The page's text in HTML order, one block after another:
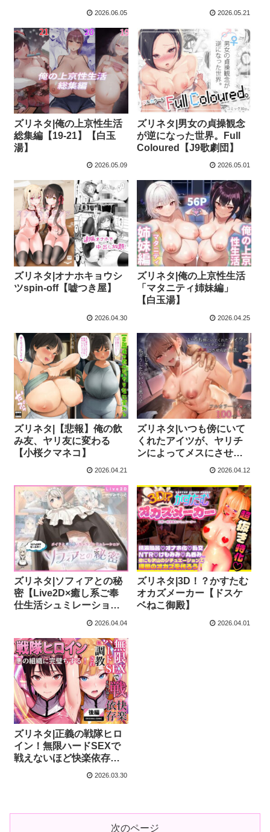
2026.06.05
【ジョールボイント】
2026.05.21
ズリネタ|俺の上京性生活
総集編【19-21】【白玉
湯】
2026.05.09
ズリネタ|男女の貞操観念
が逆になった世界。Full
Coloured【J9歌劇団】
2026.05.01
ズリネタ|オナホキョウシ
ツspin-off【嘘つき屋】
2026.04.30
ズリネタ|俺の上京性生活
「マタニティ姉妹編」
【白玉湯】
2026.04.25
ズリネタ|【悲報】俺の飲
み友、ヤリ友に変わる
【小桜クマネコ】
2026.04.21
ズリネタ|いつも傍にいて
くれたアイツが、ヤリチ
ンによってメスにさせら
れる話。【うぶお屋】
2026.04.12
ズリネタ|ソフィアとの秘
密【Live2D×癒し系ご奉
仕生活シュミレーショ
2026.04.04
ズリネタ|3D！？かすたむ
オカズメーカー【ドスケ
ベねこ御殿】
2026.04.01
ズリネタ|正義の戦隊ヒロ
イン！無限ハードSEXで
戦えないほど快楽依存に
調教され悪の組織に完堕
2026.03.30
次のページ